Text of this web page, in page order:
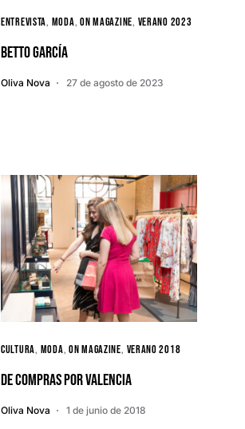
ENTREVISTA Moda ON MAGAZINE Verano 2023
Betto García
Oliva Nova 27 de agosto de 2023
Cultura Moda ON MAGAZINE Verano 2018
De compras por Valencia
Oliva Nova 1 de junio de 2018